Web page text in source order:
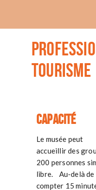
TOURISME
Capacité
Le musée peut
accueillir des
200 personnes
libre. Au-delà de
compter 15